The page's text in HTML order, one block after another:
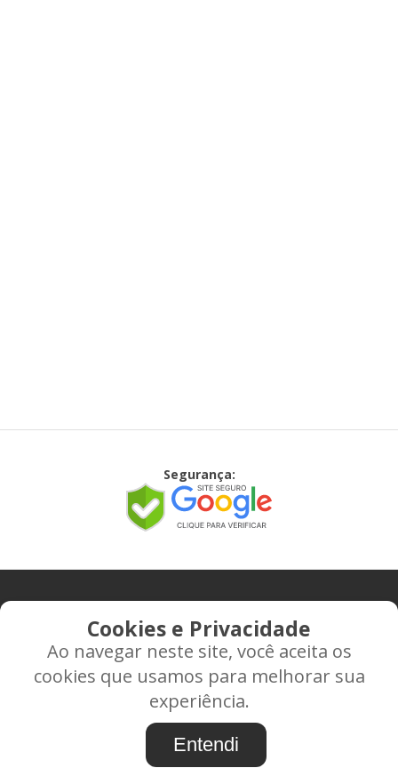
Segurança:
CONTATO
Rua Alice Frateano Figueiredo, 11-44 - Vila Triagem -
BAURU/SP - CEP: 17.030-038
CNPJ: 37.022.538/0001-07
Cookies e Privacidade
Ao navegar neste site, você aceita os
cookies que usamos para melhorar sua
experiência.
Entendi